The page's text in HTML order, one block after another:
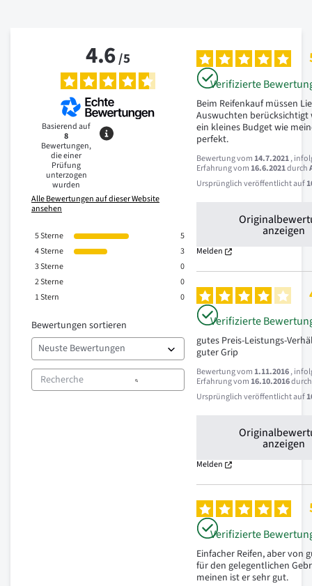
4.6/5
Basierend auf
8
Bewertungen,
die einer
Prüfung
unterzogen
wurden
Alle Bewertungen auf dieser Website
ansehen
5Sterne
5
4Sterne
3
3Sterne
0
2Sterne
0
1Stern 0
Bewertungen sortieren
Verifizierte
Beim Reifenkauf müssen
Auswuchten berücksichtigt
ein kleines Budget wie
perfekt.
Bewertung vom14.7.2021,
Erfahrung vom16.6.2021durch
Ursprünglich veröffentlicht auf
anzeigen
Melden
Verifizierte
gutes Preis-Leistungs-
guter Grip
Bewertung vom1.11.2016,
Erfahrung vom16.10.2016
Ursprünglich veröffentlicht auf
anzeigen
Melden
Verifizierte
Einfacher Reifen, aber von
für den gelegentlichen
meinen ist er sehr gut.